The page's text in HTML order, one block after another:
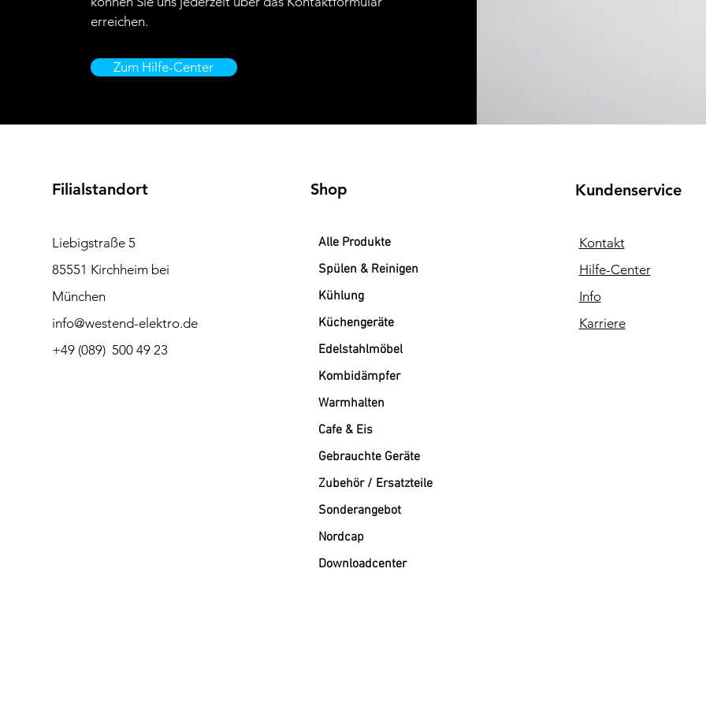
erreichen.
Zum Hilfe-Center
Filialstandort
Liebigstraße 5
85551 Kirchheim bei
München
info@westend-elektro.de
+49 (089) 500 49 23
Shop
Alle Produkte
Spülen & Reinigen
Kühlung
Küchengeräte
Edelstahlmöbel
Kombidämpfer
Warmhalten
Cafe & Eis
Gebrauchte Geräte
Zubehör / Ersatzteile
Sonderangebot
Nordcap
Downloadcenter
Kundenservice
Kontakt
Hilfe-Center
Info
Karriere